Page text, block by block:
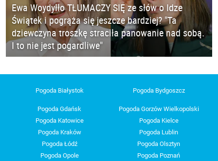
Ewa Woydyłło TŁUMACZY SIĘ ze słów o Idze
Świątek i pogrąża się jeszcze bardziej? "Ta
dziewczyna troszkę straciła panowanie nad sobą.
I to nie jest pogardliwe"
Pogoda Białystok Pogoda Bydgoszcz
Pogoda Gdańsk
Pogoda Gorzów Wielkopolski
Pogoda Katowice
Pogoda Kielce
Pogoda Kraków
Pogoda Lublin
Pogoda Łódź
Pogoda Olsztyn
Pogoda Opole
Pogoda Poznań